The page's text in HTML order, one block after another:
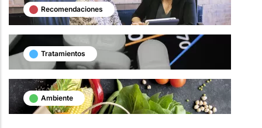
Recomendaciones
Tratamientos
Ambiente